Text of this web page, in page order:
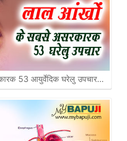
53 आयुर्वेदिक घरेलु उपचार…